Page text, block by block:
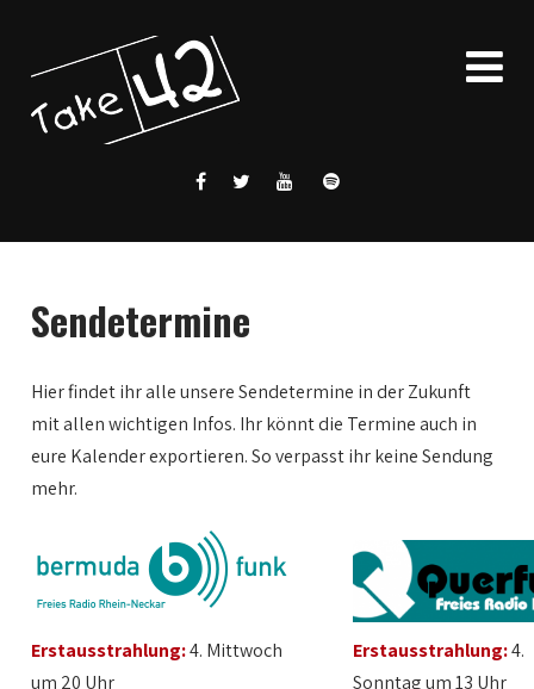
Sendetermine
Hier findet ihr alle unsere Sendetermine in der Zukunft
mit allen wichtigen Infos. Ihr könnt die Termine auch in
eure Kalender exportieren. So verpasst ihr keine Sendung
mehr.
Erstausstrahlung:4. Mittwoch
um 20 Uhr
Erstausstrahlung:4.
Sonntag um 13 Uhr